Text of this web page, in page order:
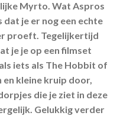
Myrto. Wat Aspros
je er nog een echte
proeft. Tegelijkertijd
je je op een filmset
iets als The Hobbit of
kleine kruip door,
die je ziet in deze
Gelukkig verder